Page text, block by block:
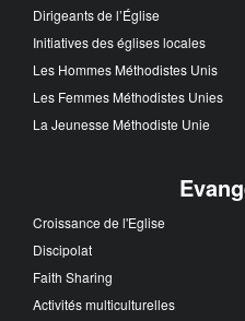
Dirigeants de l’Église
Initiatives des églises locales
Les Hommes Méthodistes Unis
Les Femmes Méthodistes Unies
La Jeunesse Méthodiste Unie
Croissance de l'Eglise
Discipolat
Faith Sharing
Activités multiculturelles